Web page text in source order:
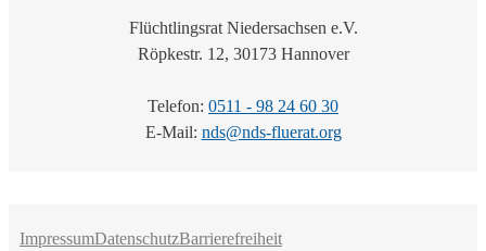
Flüchtlingsrat Niedersachsen e.V.
Röpkestr. 12, 30173 Hannover
Telefon: 0511 - 98 24 60 30
E-Mail: nds@nds-fluerat.org
ImpressumDatenschutzBarrierefreiheit